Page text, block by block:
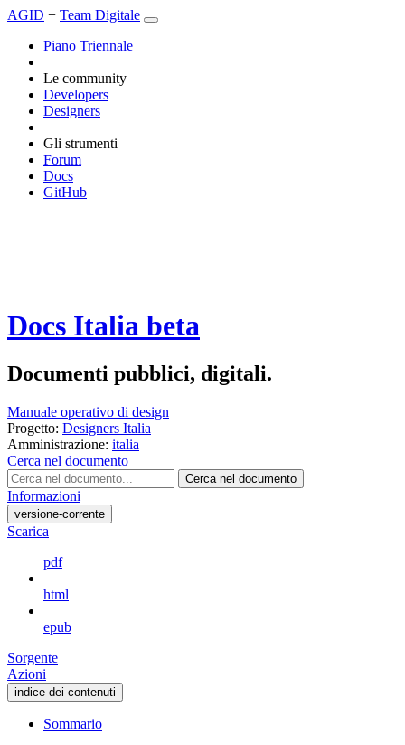
AGID + Team Digitale
Piano Triennale
Le community
Developers
Designers
Gli strumenti
Forum
Docs
GitHub
Docs Italia beta
Documenti pubblici, digitali.
Manuale operativo di design
Progetto: Designers Italia
Amministrazione: italia
Cerca nel documento
Cerca nel documento
Informazioni
versione-corrente
Scarica
pdf
html
epub
Sorgente
Azioni
indice dei contenuti
Sommario